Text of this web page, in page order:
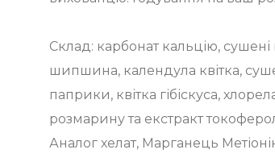
Склад: карбонат кальцію, сушені
шипшина, календула квітка,
паприки, квітка гібіскуса,
розмарину та екстракт
Аналог хелат, Марганець